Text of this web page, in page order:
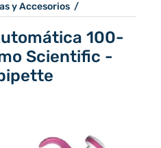
y Accesorios /
100-
Scientific -